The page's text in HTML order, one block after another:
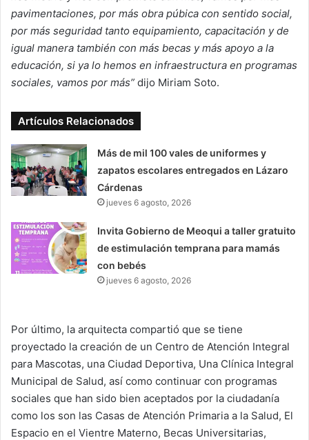
pavimentaciones, por más obra púbica con sentido social,
por más seguridad tanto equipamiento, capacitación y de
igual manera también con más becas y más apoyo a la
educación, si ya lo hemos en infraestructura en programas
sociales, vamos por más” dijo Miriam Soto.
Artículos Relacionados
Más de mil 100 vales de uniformes y
zapatos escolares entregados en Lázaro
Cárdenas
jueves 6 agosto, 2026
Invita Gobierno de Meoqui a taller gratuito
de estimulación temprana para mamás
con bebés
jueves 6 agosto, 2026
Por último, la arquitecta compartió que se tiene
proyectado la creación de un Centro de Atención Integral
para Mascotas, una Ciudad Deportiva, Una Clínica Integral
Municipal de Salud, así como continuar con programas
sociales que han sido bien aceptados por la ciudadanía
como los son las Casas de Atención Primaria a la Salud, El
Espacio en el Vientre Materno, Becas Universitarias,